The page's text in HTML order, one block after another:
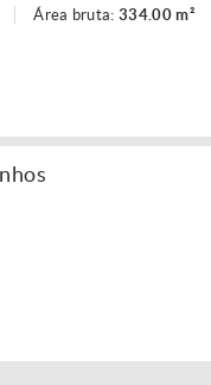
Área bruta:334.00 m²